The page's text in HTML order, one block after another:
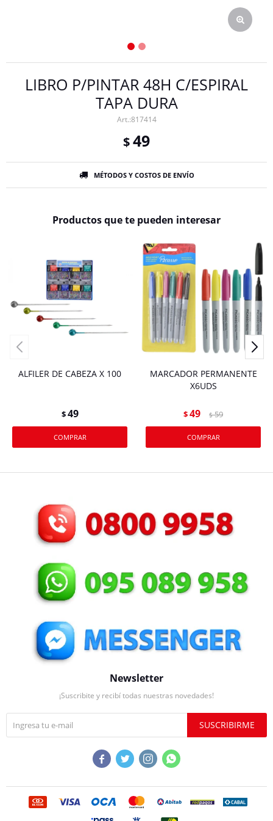
LIBRO P/PINTAR 48H C/ESPIRAL
TAPA DURA
817414
$49
MÉTODOS Y COSTOS DE ENVÍO
Productos que te pueden interesar
ALFILER DE CABEZA X 100
$49
MARCADOR PERMANENTE
X6UDS
$49 $ 59
Newsletter
¡Suscribite y recibí todas nuestras novedades!
SUSCRIBIRME
   